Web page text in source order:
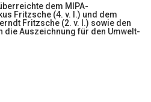
dem MIPA-
Fritzsche (4. v. l.) und dem
Fritzsche (2. v. l.) sowie den
Auszeichnung für den Umwelt-